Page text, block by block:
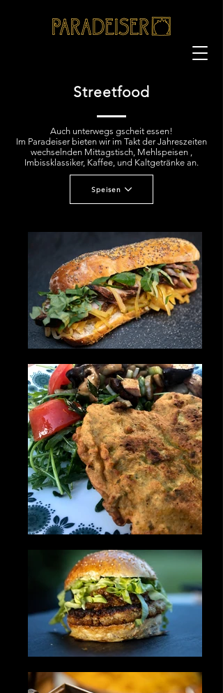
Streetfood
Auch unterwegs gscheit essen!
Im Paradeiser bieten wir im Takt der Jahreszeiten
wechselnden Mittagstisch, Mehlspeisen ,
Imbissklassiker, Kaffee, und Kaltgetränke an.
Speisen